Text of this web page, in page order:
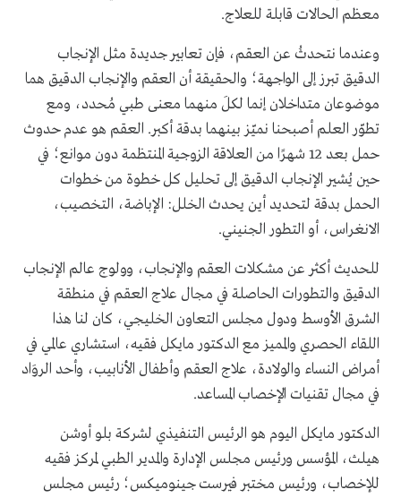
معظم الحالات قابلة للعلاج.
وعندما نتحدثُ عن العقم، فإن تعابير جديدة مثل الإنجاب
الدقيق تبرز إلى الواجهة؛ والحقيقة أن العقم والإنجاب الدقيق هما
موضوعان متداخلان إنما لكلَ منهما معنى طبي مُحدد، ومع
تطوّر العلم أصبحنا نميّز بينهما بدقة أكبر. العقم هو عدم حدوث
حمل بعد 12 شهرًا من العلاقة الزوجية المنتظمة دون موانع؛ في
حين يُشير الإنجاب الدقيق إلى تحليل كل خطوة من خطوات
الحمل بدقة لتحديد أين يحدث الخلل: الإباضة، التخصيب،
الانغراس، أو التطور الجنيني.
للحديث أكثر عن مشكلات العقم والإنجاب، وولوج عالم الإنجاب
الدقيق والتطورات الحاصلة في مجال علاج العقم في منطقة
الشرق الأوسط ودول مجلس التعاون الخليجي، كان لنا هذا
اللقاء الحصري والمميز مع الدكتور مايكل فقيه، استشاري عالمي في
أمراض النساء والولادة، علاج العقم وأطفال الأنابيب، وأحد الروَاد
في مجال تقنيات الإخصاب المساعد.
الدكتور مايكل اليوم هو الرئيس التنفيذي لشركة بلو أوشن
هيلث، المؤسس ورئيس مجلس الإدارة والمدير الطبي لمركز فقيه
للإخصاب، ورئيس مختبر فيرست جينوميكس؛ رئيس مجلس